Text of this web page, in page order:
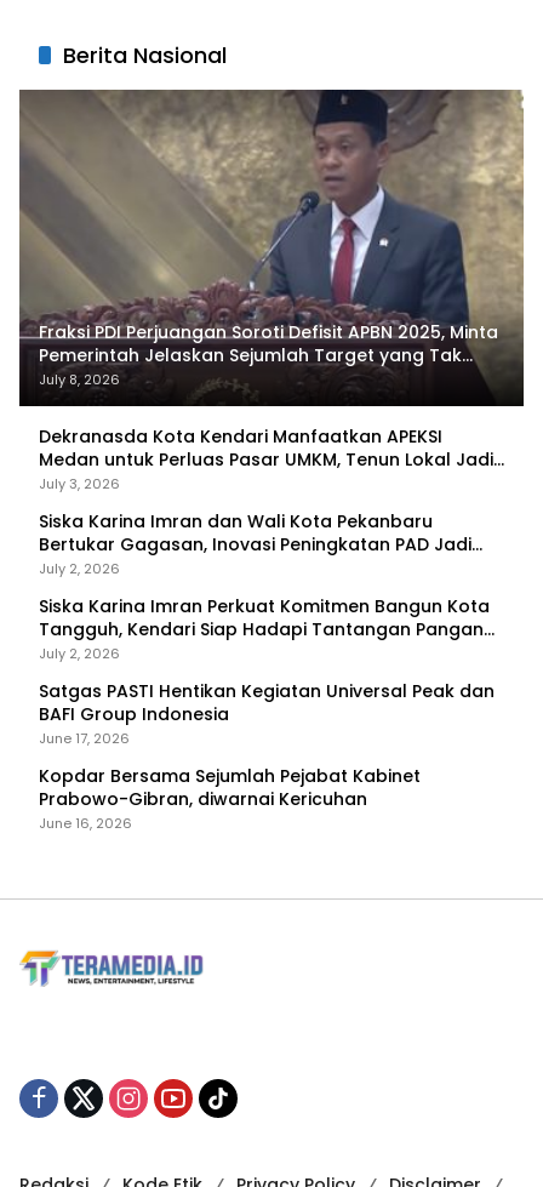
Berita Nasional
Fraksi PDI Perjuangan Soroti Defisit APBN 2025, Minta
Pemerintah Jelaskan Sejumlah Target yang Tak
Tercapai
July 8, 2026
Dekranasda Kota Kendari Manfaatkan APEKSI
Medan untuk Perluas Pasar UMKM, Tenun Lokal Jadi
Primadona
July 3, 2026
Siska Karina Imran dan Wali Kota Pekanbaru
Bertukar Gagasan, Inovasi Peningkatan PAD Jadi
Fokus Diskusi
July 2, 2026
Siska Karina Imran Perkuat Komitmen Bangun Kota
Tangguh, Kendari Siap Hadapi Tantangan Pangan
dan Bencana
July 2, 2026
Satgas PASTI Hentikan Kegiatan Universal Peak dan
BAFI Group Indonesia
June 17, 2026
Kopdar Bersama Sejumlah Pejabat Kabinet
Prabowo-Gibran, diwarnai Kericuhan
June 16, 2026